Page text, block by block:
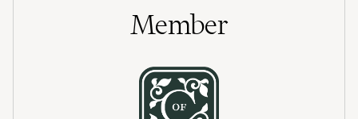
Member